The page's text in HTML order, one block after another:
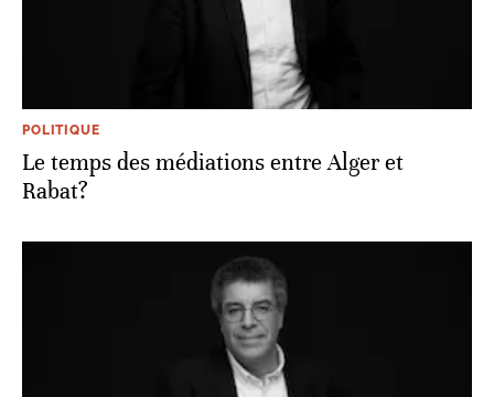
POLITIQUE
Le temps des médiations entre Alger et
Rabat?